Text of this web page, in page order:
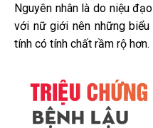
Nguyên nhân là do niệu
với nữ giới nên những
tính có tính chất rầm rộ hơn.